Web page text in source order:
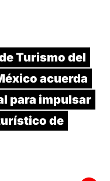
Turismo del
acuerda
para impulsar
de